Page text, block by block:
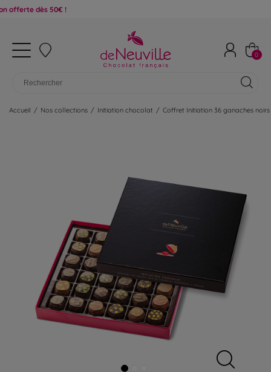
50€ !
0
Accueil / Nos collections / Initiation chocolat / Coffret Initiation 36 ganaches